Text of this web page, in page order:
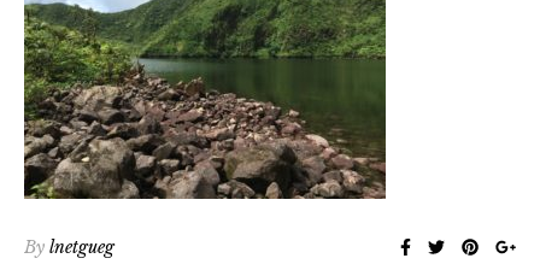
By lnetgueg